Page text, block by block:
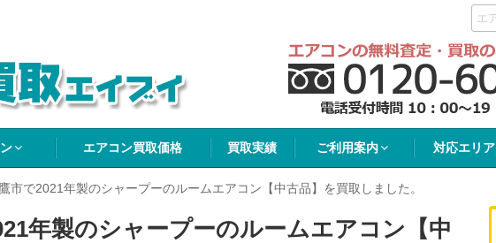
エイブイ
エアコン買取価格 買取実績 ご利用案内 対応エリア
市で2021年製のシャープーのルームエアコン【中古品】を買取しました。
年製のシャープーのルームエアコン【中